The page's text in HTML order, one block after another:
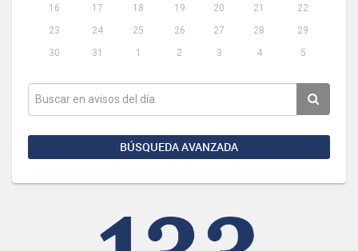
16
17 18 19 20 21
22
23
24 25 26 27 28
29
30
31 1 2 3 4 5
BÚSQUEDA AVANZADA